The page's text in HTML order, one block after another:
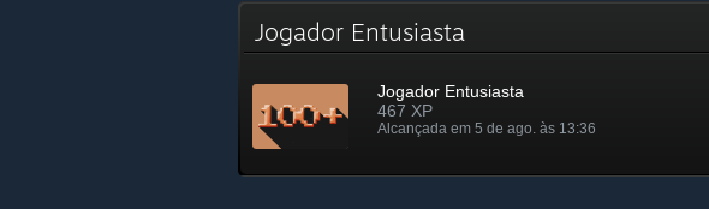
Jogador Entusiasta
Jogador Entusiasta
467 XP
Alcançada em 5 de ago. às 13:36